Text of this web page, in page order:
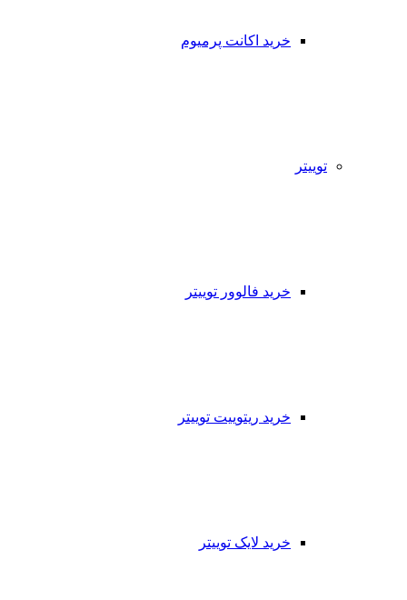
خرید اکانت پرمیوم
توییتر
خرید فالوور توییتر
خرید ریتوییت توییتر
خرید لایک توییتر